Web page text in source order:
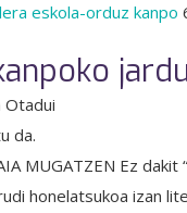
eskola-orduz kanpo
Otadui
da.
MUGATZEN Ez
honelatsukoa izan